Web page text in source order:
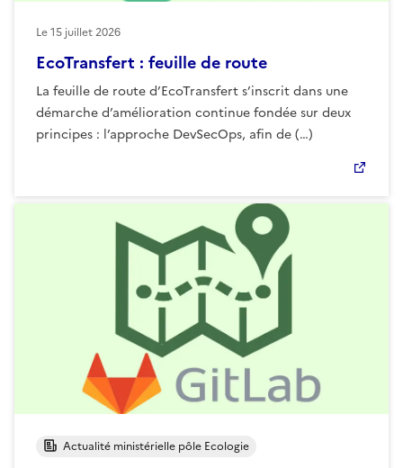
EcoTransfert : feuille de route
La feuille de route d’EcoTransfert s’inscrit dans une
démarche d’amélioration continue fondée sur deux
principes : l’approche DevSecOps, afin de (…)
Le15 juillet 2026
Actualité ministérielle pôle Ecologie